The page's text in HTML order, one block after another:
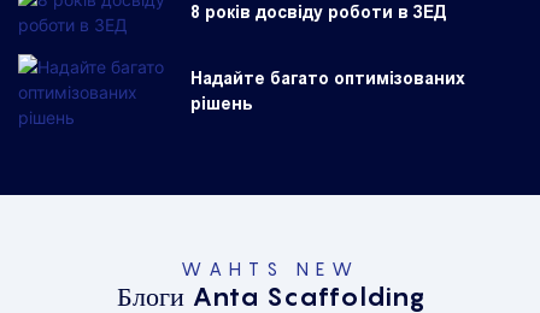
8 років досвіду роботи в ЗЕД
Надайте багато оптимізованих
рішень
WAHTS NEW
Блоги Anta Scaffolding